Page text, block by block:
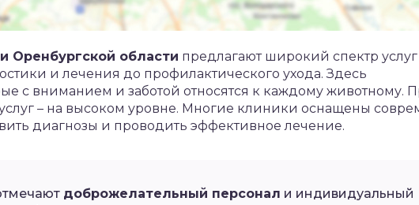
Оренбургской области предлагают широкий спектр
и лечения до профилактического ухода. Здесь
с вниманием и заботой относятся к каждому животному.
услуг – на высоком уровне. Многие клиники оснащены
диагнозы и проводить эффективное лечение.
доброжелательный персонал и индивидуальный